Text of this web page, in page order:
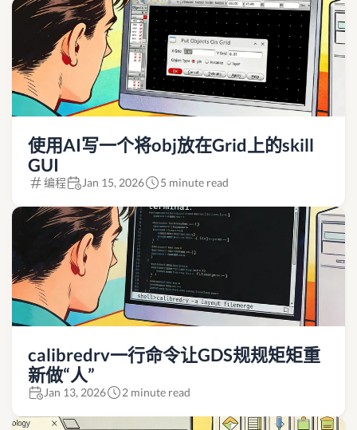
使用AI写一个将obj放在Grid上的skill
GUI
编程 Jan 15, 2026 5 minute read
calibredrv一行命令让GDS规规矩矩重
新做“人”
Jan 13, 2026 2 minute read